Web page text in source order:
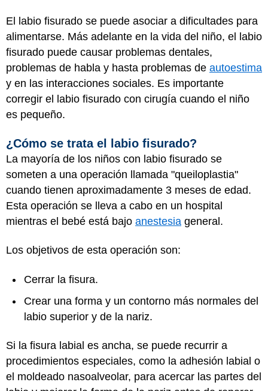
El labio fisurado se puede asociar a dificultades para
alimentarse. Más adelante en la vida del niño, el labio
fisurado puede causar problemas dentales,
problemas de habla y hasta problemas de autoestima
y en las interacciones sociales. Es importante
corregir el labio fisurado con cirugía cuando el niño
es pequeño.
¿Cómo se trata el labio fisurado?
La mayoría de los niños con labio fisurado se
someten a una operación llamada "queiloplastia"
cuando tienen aproximadamente 3 meses de edad.
Esta operación se lleva a cabo en un hospital
mientras el bebé está bajo anestesia general.
Los objetivos de esta operación son:
Cerrar la fisura.
Crear una forma y un contorno más normales del
labio superior y de la nariz.
Si la fisura labial es ancha, se puede recurrir a
procedimientos especiales, como la adhesión labial o
el moldeado nasoalveolar, para acercar las partes del